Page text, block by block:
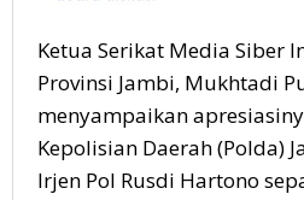
Ketua Serikat Media Siber
Provinsi Jambi, Mukhtadi
menyampaikan
Kepolisian Daerah (Polda)
Irjen Pol Rusdi Hartono